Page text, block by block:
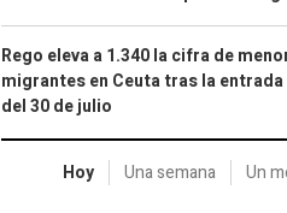
Rego eleva a 1.340 la cifra de
migrantes en Ceuta tras la
del 30 de julio
Hoy Una semana Un